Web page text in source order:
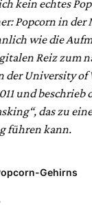
kein echtes
Popcorn in
wie die
Reiz zum
der University
und beschrieb
das zu
führen kann.
Gehirns